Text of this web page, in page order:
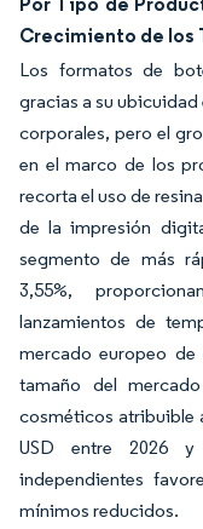
Crecimiento de los
Los formatos de
gracias a su
corporales, pero el
en el marco de los
recorta el uso de
de la impresión
segmento de más
3,55%,
lanzamientos de
mercado europeo de
tamaño del
cosméticos atribuible
USD entre 2026
independientes
mínimos reducidos.